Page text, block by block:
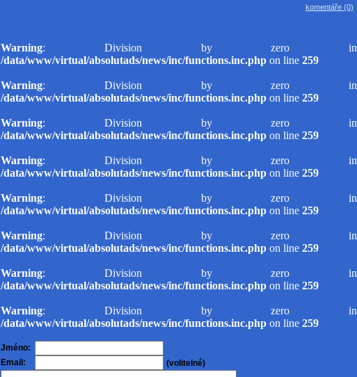
komentáře (0)
Warning: Division by zero in
/data/www/virtual/absolutads/news/inc/functions.inc.php on line 259
Warning: Division by zero in
/data/www/virtual/absolutads/news/inc/functions.inc.php on line 259
Warning: Division by zero in
/data/www/virtual/absolutads/news/inc/functions.inc.php on line 259
Warning: Division by zero in
/data/www/virtual/absolutads/news/inc/functions.inc.php on line 259
Warning: Division by zero in
/data/www/virtual/absolutads/news/inc/functions.inc.php on line 259
Warning: Division by zero in
/data/www/virtual/absolutads/news/inc/functions.inc.php on line 259
Warning: Division by zero in
/data/www/virtual/absolutads/news/inc/functions.inc.php on line 259
Warning: Division by zero in
/data/www/virtual/absolutads/news/inc/functions.inc.php on line 259
Jméno:
Email:
(volitelné)